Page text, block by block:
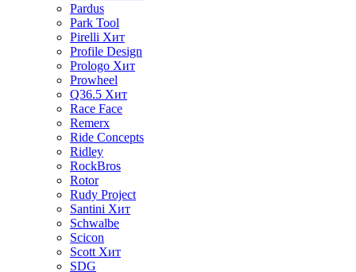
Pardus
Park Tool
Pirelli Хит
Profile Design
Prologo Хит
Prowheel
Q36.5 Хит
Race Face
Remerx
Ride Concepts
Ridley
RockBros
Rotor
Rudy Project
Santini Хит
Schwalbe
Scicon
Scott Хит
SDG